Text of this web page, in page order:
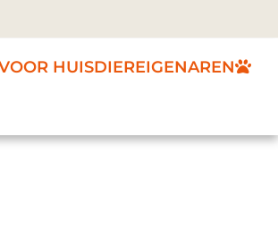
HUISDIEREIGENAREN